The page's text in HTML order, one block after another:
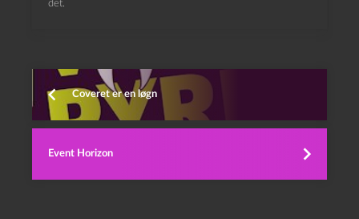
det.
Coveret er en løgn
Event Horizon